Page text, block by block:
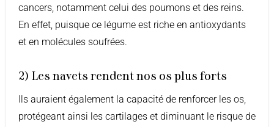
cancers, notamment celui des poumons et des reins.
En effet, puisque ce légume est riche en antioxydants
et en molécules soufrées.
2) Les navets rendent nos os plus forts
Ils auraient également la capacité de renforcer les os,
protégeant ainsi les cartilages et diminuant le risque de